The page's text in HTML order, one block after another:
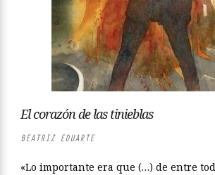
El corazón de las tinieblas
BEATRIZ EDUARTE
«Lo importante era que (…) de entre